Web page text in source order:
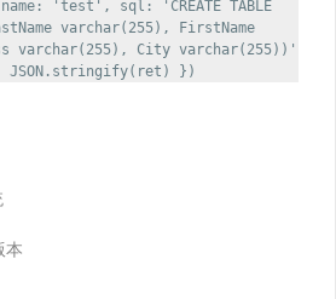
'test', sql: 'CREATE TABLE
varchar(255), FirstName
varchar(255), City varchar(255))'
})
本